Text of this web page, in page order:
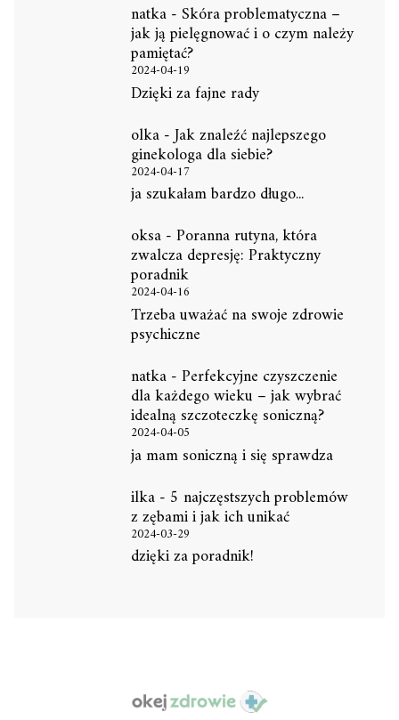
natka-Skóra problematyczna –
jak ją pielęgnować i o czym należy
pamiętać?
2024-04-19
Dzięki za fajne rady
olka-Jak znaleźć najlepszego
ginekologa dla siebie?
2024-04-17
ja szukałam bardzo długo...
oksa-Poranna rutyna, która
zwalcza depresję: Praktyczny
poradnik
2024-04-16
Trzeba uważać na swoje zdrowie
psychiczne
natka-Perfekcyjne czyszczenie
dla każdego wieku – jak wybrać
idealną szczoteczkę soniczną?
2024-04-05
ja mam soniczną i się sprawdza
ilka- 5 najczęstszych problemów
z zębami i jak ich unikać
2024-03-29
dzięki za poradnik!